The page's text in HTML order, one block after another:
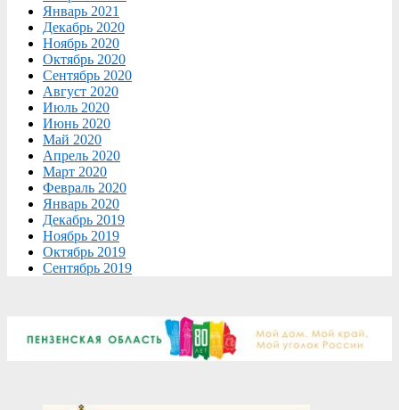
Январь 2021
Декабрь 2020
Ноябрь 2020
Октябрь 2020
Сентябрь 2020
Август 2020
Июль 2020
Июнь 2020
Май 2020
Апрель 2020
Март 2020
Февраль 2020
Январь 2020
Декабрь 2019
Ноябрь 2019
Октябрь 2019
Сентябрь 2019